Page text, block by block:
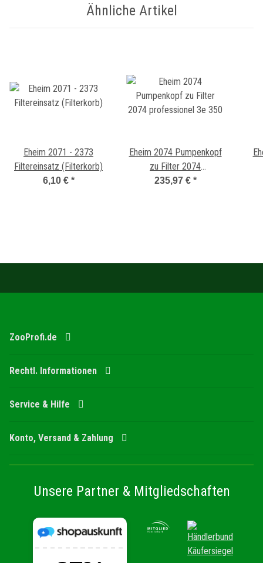
Ähnliche Artikel
Eheim 2071 - 2373
Filtereinsatz (Filterkorb)
6,10 € *
Eheim 2074 Pumpenkopf
zu Filter 2074
professionel 3e 350
235,97 € *
ZooProfi.de
Rechtl. Informationen
Service & Hilfe
Konto, Versand & Zahlung
Unsere Partner & Mitgliedschaften